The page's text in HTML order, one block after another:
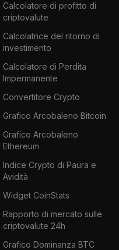
Calcolatore di profitto di
criptovalute
Calcolatrice del ritorno di
investimento
Calcolatore di Perdita
Impermanente
Convertitore Crypto
Grafico Arcobaleno Bitcoin
Grafico Arcobaleno
Ethereum
Indice Crypto di Paura e
Avidità
Widget CoinStats
Rapporto di mercato sulle
criptovalute 24h
Grafico Dominanza BTC